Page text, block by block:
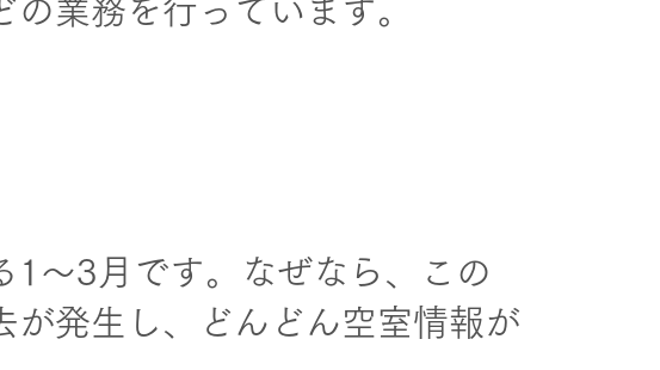
業務を行っています。
1～3月です。なぜなら、この
が発生し、どんどん空室情報が